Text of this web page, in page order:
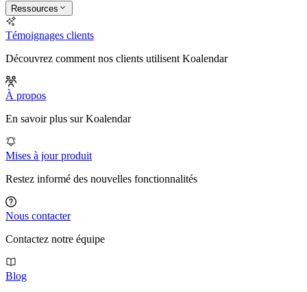
Ressources
Témoignages clients
Découvrez comment nos clients utilisent Koalendar
À propos
En savoir plus sur Koalendar
Mises à jour produit
Restez informé des nouvelles fonctionnalités
Nous contacter
Contactez notre équipe
Blog